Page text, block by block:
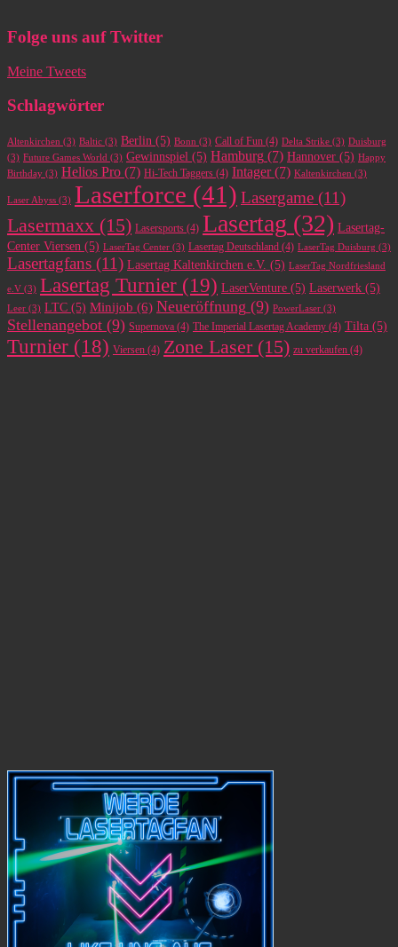
Folge uns auf Twitter
Meine Tweets
Schlagwörter
Altenkirchen (3) Baltic (3) Berlin (5) Bonn (3) Call of Fun (4) Delta Strike (3) Duisburg
(3) Future Games World (3) Gewinnspiel (5) Hamburg (7) Hannover (5) Happy
Birthday (3) Helios Pro (7) Hi-Tech Taggers (4) Intager(7) Kaltenkirchen (3)
Laser Abyss (3) Laserforce (41) Lasergame (11)
Lasermaxx (15) Lasersports (4) Lasertag (32) Lasertag-
Center Viersen (5) LaserTag Center (3) Lasertag Deutschland (4) LaserTag Duisburg (3)
Lasertagfans (11) Lasertag Kaltenkirchen e.V. (5) LaserTag Nordfriesland
e.V (3) Lasertag Turnier (19) LaserVenture (5) Laserwerk (5)
Leer (3) LTC (5) Minijob (6) Neueröffnung (9) PowerLaser (3)
Stellenangebot (9) Supernova (4) The Imperial Lasertag Academy (4) Tilta (5)
Turnier (18) Viersen (4) Zone Laser(15) zu verkaufen (4)